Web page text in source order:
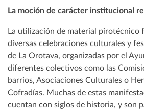
La moción de carácter institucional
La utilización de material pirotécnico
diversas celebraciones culturales y
de La Orotava, organizadas por el
diferentes colectivos como las
barrios, Asociaciones Culturales o
Cofradías. Muchas de estas
cuentan con siglos de historia, y son